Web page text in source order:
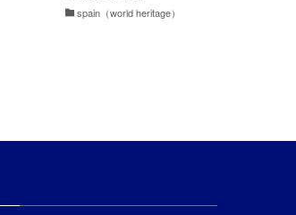
spain（world heritage）